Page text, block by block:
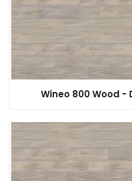
Wineo 800 Wood -